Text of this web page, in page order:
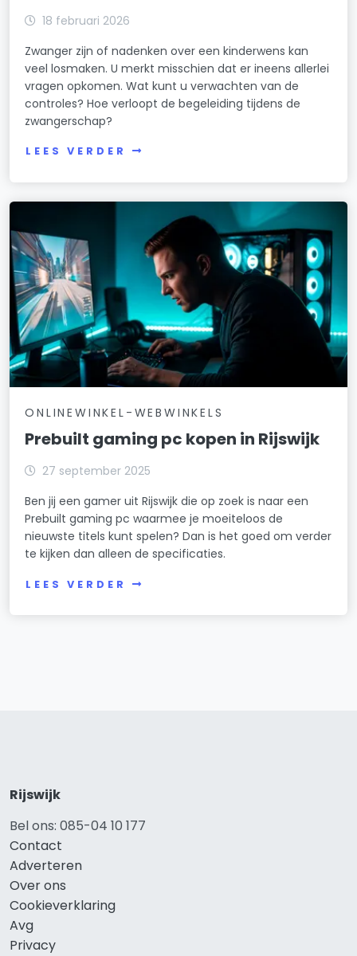
18 februari 2026
Zwanger zijn of nadenken over een kinderwens kan
veel losmaken. U merkt misschien dat er ineens allerlei
vragen opkomen. Wat kunt u verwachten van de
controles? Hoe verloopt de begeleiding tijdens de
zwangerschap?
LEES VERDER
ONLINEWINKEL-WEBWINKELS
Prebuilt gaming pc kopen in Rijswijk
27 september 2025
Ben jij een gamer uit Rijswijk die op zoek is naar een
Prebuilt gaming pc waarmee je moeiteloos de
nieuwste titels kunt spelen? Dan is het goed om verder
te kijken dan alleen de specificaties.
LEES VERDER
Rijswijk
Bel ons: 085-04 10 177
Contact
Adverteren
Over ons
Cookieverklaring
Avg
Privacy